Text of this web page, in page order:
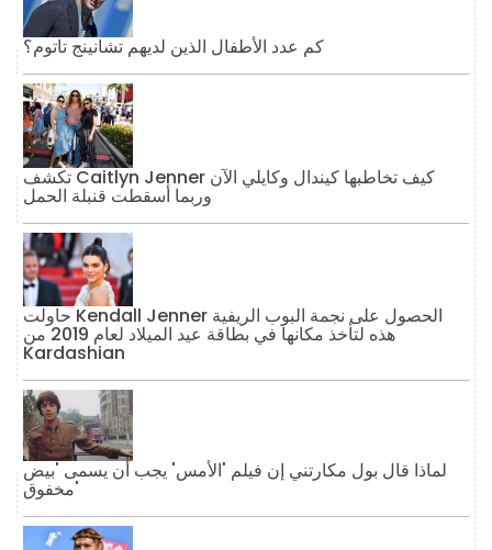
كم عدد الأطفال الذين لديهم تشانينج تاتوم؟
تكشف Caitlyn Jenner كيف تخاطبها كيندال وكايلي الآن
وربما أسقطت قنبلة الحمل
حاولت Kendall Jenner الحصول على نجمة البوب ​​الريفية
هذه لتأخذ مكانها في بطاقة عيد الميلاد لعام 2019 من
Kardashian
لماذا قال بول مكارتني إن فيلم 'الأمس' يجب أن يسمى 'بيض
مخفوق'